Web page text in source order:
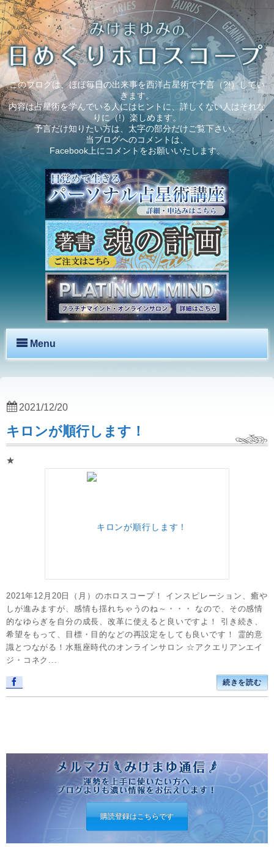
このブログは、ほぼ毎日の出来事を西洋占星術で予言（?!）してい
きます。
内容は占星術を学んでいる人にはヒントに、詳しくない人はそれな
りに（!）楽しめます。
予言だけ知りたい方は、太字の部分だけご覧下さい。
当ブログへのコメントは、
Facebook上にコメントをお願いいたします。
Menu
キロンが順行します！
★
2021年12月20日（月）のホロスコープ！ インスピレーション、癒や
しが進みますが、感情も揺れちゃうのね～・・・ なので、その感情
的なゆらぎを自分の成長、改革に使えると良いですよ！ 引き続き、
希望をもって、目標・目的などの再設定をしても良いです！ 霊的意
識とつながる！水瓶座時代のオンラインサロン ☆アクエリアンエイ
ジ・コネク...
続きを読む
2021/12/20
購読登録はこちらです